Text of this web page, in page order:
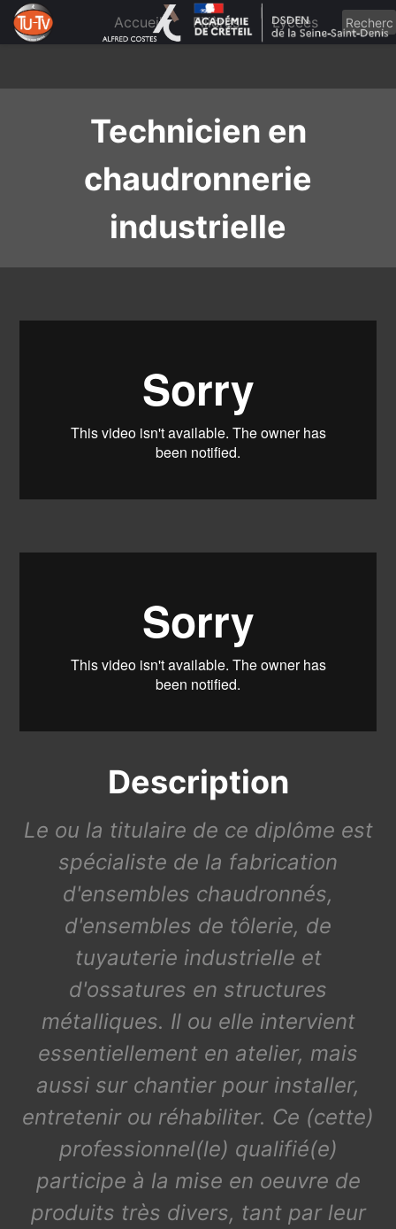
content
Accueil Filières Lycées
Technicien en
chaudronnerie
industrielle
Description
Le ou la titulaire de ce diplôme est
spécialiste de la fabrication
d'ensembles chaudronnés,
d'ensembles de tôlerie, de
tuyauterie industrielle et
d'ossatures en structures
métalliques. Il ou elle intervient
essentiellement en atelier, mais
aussi sur chantier pour installer,
entretenir ou réhabiliter. Ce (cette)
professionnel(le) qualifié(e)
participe à la mise en oeuvre de
produits très divers, tant par leur